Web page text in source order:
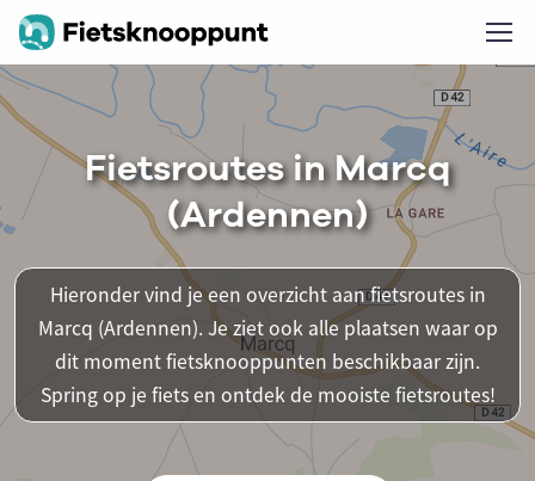
Fietsroutes in Marcq
(Ardennen)
Hieronder vind je een overzicht aan fietsroutes in
Marcq (Ardennen). Je ziet ook alle plaatsen waar op
dit moment fietsknooppunten beschikbaar zijn.
Spring op je fiets en ontdek de mooiste fietsroutes!